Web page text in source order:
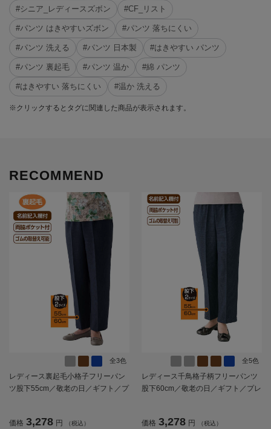
#シニア_レディースズボン #CF_リスト
#パンツ はきやすいズボン #パンツ 落ちにくい
#パンツ 洗える #パンツ 日本製 #はきやすい パンツ
#パンツ 裏起毛 #パンツ 温か #綿 パンツ
#はきやすい 落ちにくい #温か 洗える
※クリックするとタグに関連した商品が表示されます。
RECOMMEND
全3色
レディース裏起毛小格子フリーパン
ツ股下55cm／敬老の日／ギフト／プ
価格 3,278 円 （税込）
全5色
レディース千鳥格子柄フリーパンツ
股下60cm／敬老の日／ギフト／プレ
価格 3,278 円 （税込）